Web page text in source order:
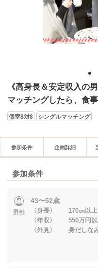
1
《高身長＆安定収入の男
マッチングしたら、食
個室8対8 シングルマッチング
参加条件 企画詳細
参加条件
男性
43〜52歳
〈身長〉 170㎝以上
〈年収〉 550万円以
〈外見〉 身だしな